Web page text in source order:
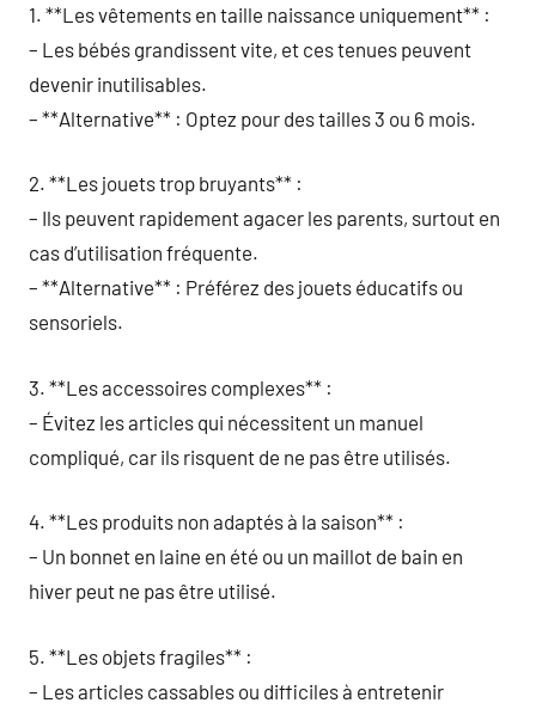
1. **Les vêtements en taille naissance uniquement** :
– Les bébés grandissent vite, et ces tenues peuvent
devenir inutilisables.
– **Alternative** : Optez pour des tailles 3 ou 6 mois.
2. **Les jouets trop bruyants** :
– Ils peuvent rapidement agacer les parents, surtout en
cas d’utilisation fréquente.
– **Alternative** : Préférez des jouets éducatifs ou
sensoriels.
3. **Les accessoires complexes** :
– Évitez les articles qui nécessitent un manuel
compliqué, car ils risquent de ne pas être utilisés.
4. **Les produits non adaptés à la saison** :
– Un bonnet en laine en été ou un maillot de bain en
hiver peut ne pas être utilisé.
5. **Les objets fragiles** :
– Les articles cassables ou difficiles à entretenir